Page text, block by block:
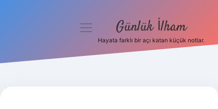
menüyü
Günlük İlham
Hayata farklı bir açı katan küçük notlar.